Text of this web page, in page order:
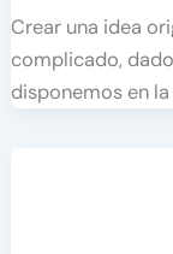
Crear una idea
complicado,
disponemos en